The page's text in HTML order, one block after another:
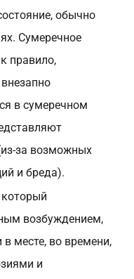
обычно
Сумеречное
правило,
в сумеречном
за возможных
и бреда).
возбуждением,
месте, во времени,
и